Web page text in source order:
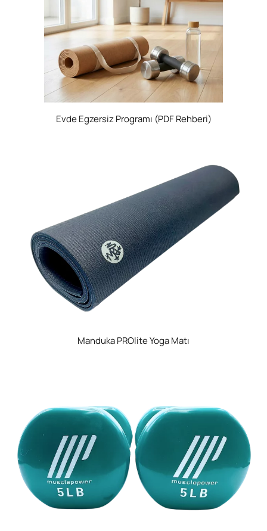
Evde Egzersiz Programı (PDF Rehberi)
Manduka PROlite Yoga Matı